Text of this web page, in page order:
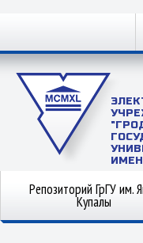
Репозиторий ГрГУ им.
Купалы